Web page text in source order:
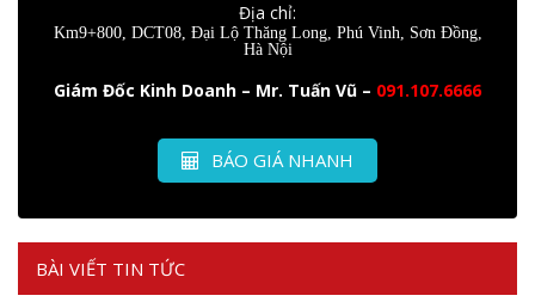
Địa chỉ:
Km9+800, DCT08, Đại Lộ Thăng Long, Phú Vinh, Sơn Đồng,
Hà Nội
Giám Đốc Kinh Doanh – Mr. Tuấn Vũ – 091.107.6666
BÁO GIÁ NHANH
BÀI VIẾT TIN TỨC